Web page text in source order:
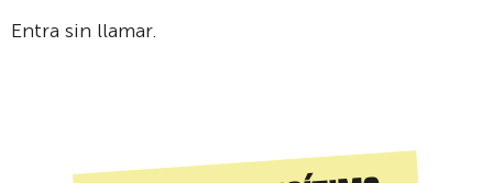
Entra sin llamar.